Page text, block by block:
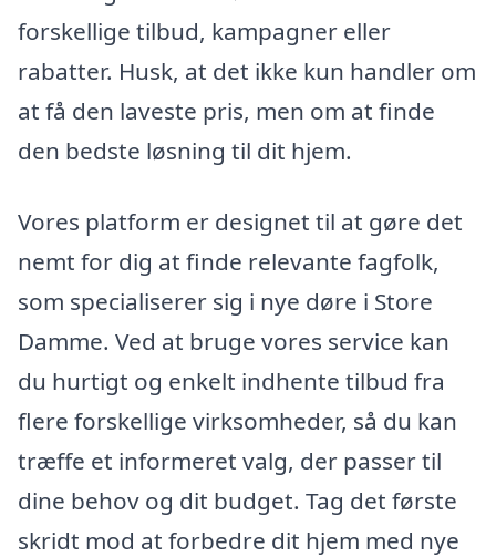
forskellige tilbud, kampagner eller
rabatter. Husk, at det ikke kun handler om
at få den laveste pris, men om at finde
den bedste løsning til dit hjem.
Vores platform er designet til at gøre det
nemt for dig at finde relevante fagfolk,
som specialiserer sig i nye døre i Store
Damme. Ved at bruge vores service kan
du hurtigt og enkelt indhente tilbud fra
flere forskellige virksomheder, så du kan
træffe et informeret valg, der passer til
dine behov og dit budget. Tag det første
skridt mod at forbedre dit hjem med nye